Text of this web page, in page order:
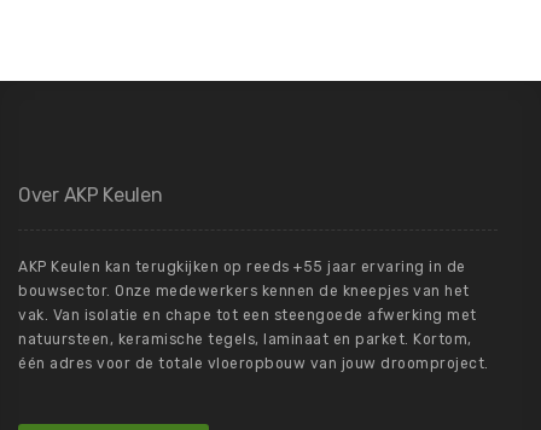
Over AKP Keulen
AKP Keulen kan terugkijken op reeds +55 jaar ervaring in de
bouwsector. Onze medewerkers kennen de kneepjes van het
vak. Van isolatie en chape tot een steengoede afwerking met
natuursteen, keramische tegels, laminaat en parket. Kortom,
één adres voor de totale vloeropbouw van jouw droomproject.